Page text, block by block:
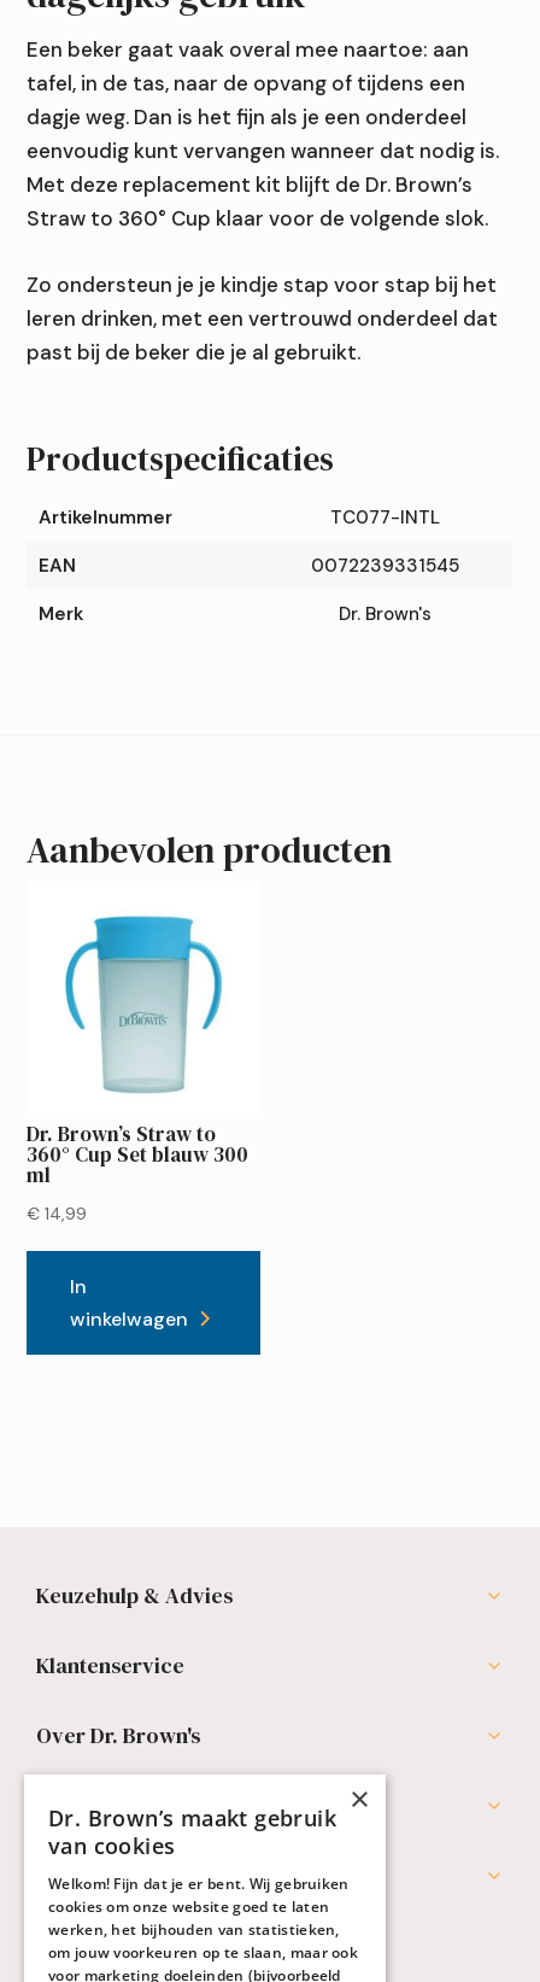
Een beker gaat vaak overal mee naartoe: aan
tafel, in de tas, naar de opvang of tijdens een
dagje weg. Dan is het fijn als je een onderdeel
eenvoudig kunt vervangen wanneer dat nodig is.
Met deze replacement kit blijft de Dr. Brown’s
Straw to 360° Cup klaar voor de volgende slok.
Zo ondersteun je je kindje stap voor stap bij het
leren drinken, met een vertrouwd onderdeel dat
past bij de beker die je al gebruikt.
Productspecificaties
Artikelnummer
TC077-INTL
EAN
0072239331545
Merk
Dr. Brown's
Aanbevolen producten
Dr. Brown’s Straw to
360° Cup Set blauw 300
ml
€ 14,99
In
winkelwagen
Keuzehulp & Advies
Klantenservice
Over Dr. Brown's
Professionals
Werken bij Dr. Brown's
×
Dr. Brown’s maakt gebruik
van cookies
Welkom! Fijn dat je er bent. Wij gebruiken
cookies om onze website goed te laten
werken, het bijhouden van statistieken,
om jouw voorkeuren op te slaan, maar ook
voor marketing doeleinden (bijvoorbeeld